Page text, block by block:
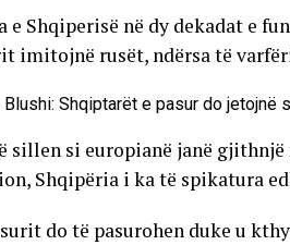
e Shqiperisë në dy dekadat e
imitojnë rusët, ndërsa të
sillen si europianë janë
Shqipëria i ka të spikatura
do të pasurohen duke u